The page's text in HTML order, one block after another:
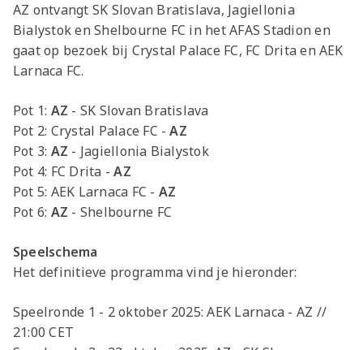
AZ ontvangt SK Slovan Bratislava, Jagiellonia
Bialystok en Shelbourne FC in het AFAS Stadion en
gaat op bezoek bij Crystal Palace FC, FC Drita en AEK
Larnaca FC.
Pot 1: AZ - SK Slovan Bratislava
Pot 2: Crystal Palace FC -AZ
Pot 3: AZ - Jagiellonia Bialystok
Pot 4: FC Drita -AZ
Pot 5: AEK Larnaca FC - AZ
Pot 6: AZ - Shelbourne FC
Speelschema
Het definitieve programma vind je hieronder:
Speelronde 1 - 2 oktober 2025: AEK Larnaca - AZ //
21:00 CET